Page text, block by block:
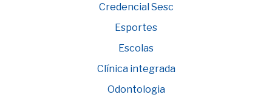
Credencial Sesc
Esportes
Escolas
Clínica integrada
Odontologia